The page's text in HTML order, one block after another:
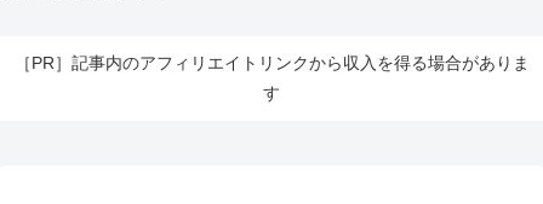
［PR］記事内のアフィリエイトリンクから収入を得る場合がありま
す